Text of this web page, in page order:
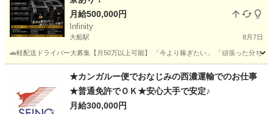
月給500,000円
Infinity
大船駅 8月7日
🚗軽配送ドライバー大募集【月50万以上可能】 「今より稼ぎたい」 「頑張った分
大船駅 ドライバー 貨物
★カンガルー便でおなじみの西濃運輸でのお仕事
★普通免許でＯＫ★安心大手で安定♪
月給300,000円